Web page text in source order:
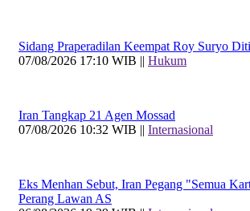
Sidang Praperadilan Keempat Roy Suryo
07/08/2026 17:10 WIB || Hukum
Iran Tangkap 21 Agen Mossad
07/08/2026 10:32 WIB || Internasional
Eks Menhan Sebut, Iran Pegang "Semua
Perang Lawan AS